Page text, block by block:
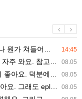
14:45
이지 저걸 전쟁준비라고 하…
08.05
확인할 때 출처 꼭 체크해요.…
08.05
중계 채널 먼저 찾아봐요. …
08.05
채널 먼저 찾아봐요. 북마크…